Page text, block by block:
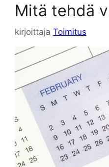
Mitä tehdä
kirjoittaja Toimitus